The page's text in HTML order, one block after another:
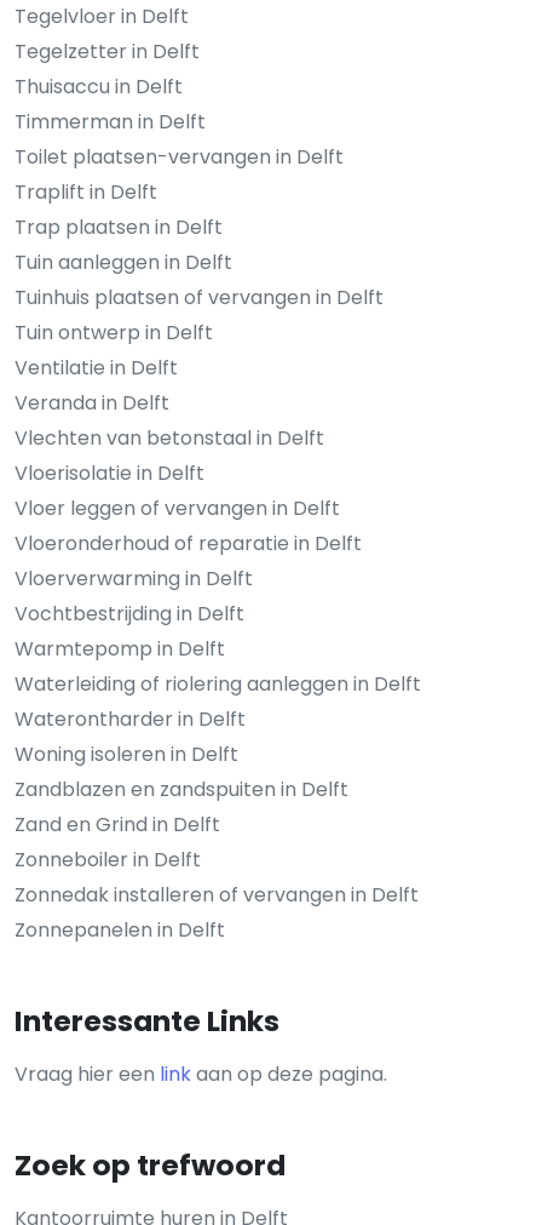
Tegelvloer in Delft
Tegelzetter in Delft
Thuisaccu in Delft
Timmerman in Delft
Toilet plaatsen-vervangen in Delft
Traplift in Delft
Trap plaatsen in Delft
Tuin aanleggen in Delft
Tuinhuis plaatsen of vervangen in Delft
Tuin ontwerp in Delft
Ventilatie in Delft
Veranda in Delft
Vlechten van betonstaal in Delft
Vloerisolatie in Delft
Vloer leggen of vervangen in Delft
Vloeronderhoud of reparatie in Delft
Vloerverwarming in Delft
Vochtbestrijding in Delft
Warmtepomp in Delft
Waterleiding of riolering aanleggen in Delft
Waterontharder in Delft
Woning isoleren in Delft
Zandblazen en zandspuiten in Delft
Zand en Grind in Delft
Zonneboiler in Delft
Zonnedak installeren of vervangen in Delft
Zonnepanelen in Delft
Interessante Links
Vraag hier een linkaan op deze pagina.
Zoek op trefwoord
Kantoorruimte huren in Delft